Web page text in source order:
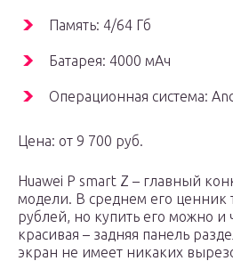
Память: 4/64 Гб
Батарея: 4000 мАч
Операционная система:
Цена: от 9 700 руб.
Huawei P smart Z – главный
модели. В среднем его ценник
рублей, но купить его можно
красивая – задняя панель
экран не имеет никаких